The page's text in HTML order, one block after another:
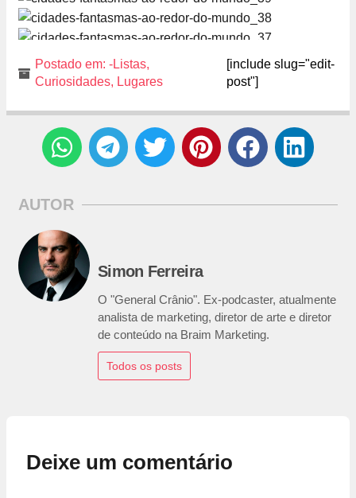
Postado em: -Listas,
Curiosidades, Lugares
[include slug="edit-
post"]
AUTOR
Simon Ferreira
O "General Crânio". Ex-podcaster, atualmente
analista de marketing, diretor de arte e diretor
de conteúdo na Braim Marketing.
Todos os posts
Deixe um comentário